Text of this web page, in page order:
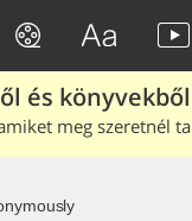
és
meg szeretnél